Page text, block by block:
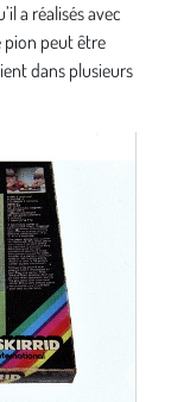
a réalisés avec
pion peut être
dans plusieurs